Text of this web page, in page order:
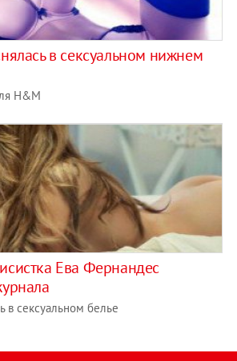
в сексуальном нижнем
H&M
Ева Фернандес
в сексуальном белье